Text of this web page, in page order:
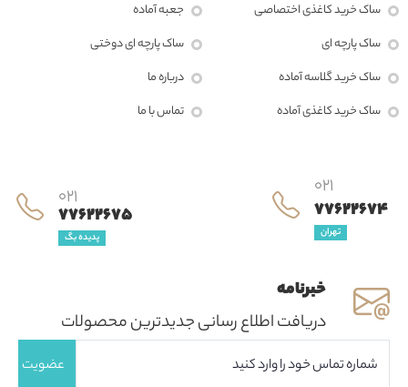
ساک خرید کاغذی اختصاصی
ساک پارچه ای
ساک خرید گلاسه آماده
ساک خرید کاغذی آماده
جعبه آماده
ساک پارچه ای دوختی
درباره ما
تماس با ما
خبرنامه
دریافت اطلاع رسانی جدیدترین محصولات
021
77622674
تهران
021
77622675
پدیده بگ
عضویت